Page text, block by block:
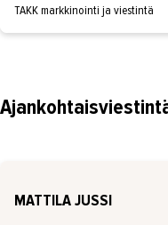
TAKK markkinointi ja viestintä
MATTILA JUSSI